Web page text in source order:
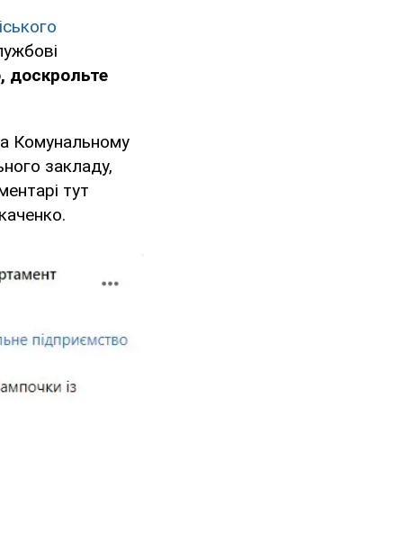
доскрольте
Комунальному
закладу,
тут